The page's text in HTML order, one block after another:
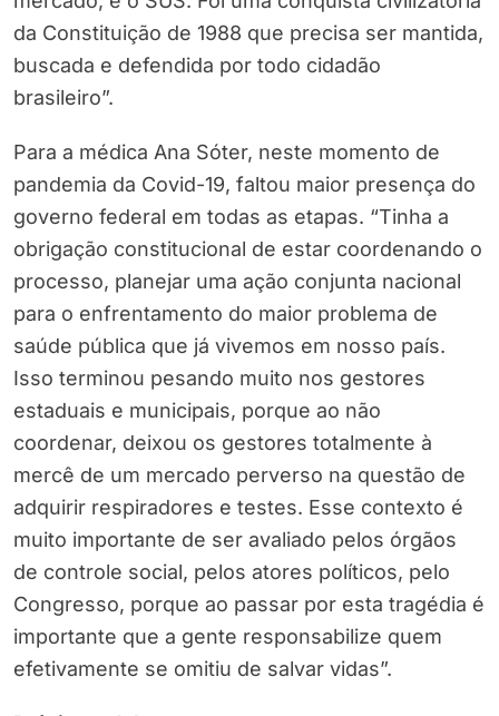
da Constituição de 1988 que precisa ser mantida,
buscada e defendida por todo cidadão
brasileiro”.
Para a médica Ana Sóter, neste momento de
pandemia da Covid-19, faltou maior presença do
governo federal em todas as etapas. “Tinha a
obrigação constitucional de estar coordenando o
processo, planejar uma ação conjunta nacional
para o enfrentamento do maior problema de
saúde pública que já vivemos em nosso país.
Isso terminou pesando muito nos gestores
estaduais e municipais, porque ao não
coordenar, deixou os gestores totalmente à
mercê de um mercado perverso na questão de
adquirir respiradores e testes. Esse contexto é
muito importante de ser avaliado pelos órgãos
de controle social, pelos atores políticos, pelo
Congresso, porque ao passar por esta tragédia é
importante que a gente responsabilize quem
efetivamente se omitiu de salvar vidas”.